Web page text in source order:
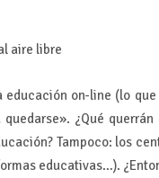
on-line (lo
¿Qué
Tampoco: los
educativas…).